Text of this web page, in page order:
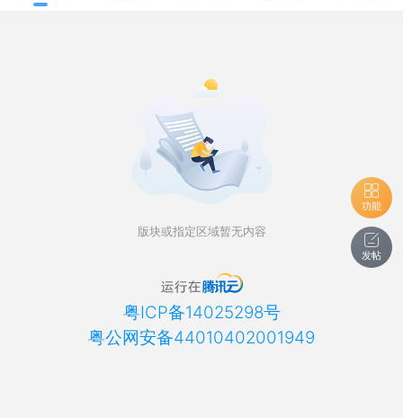
版块或指定区域暂无内容
粤ICP备14025298号
粤公网安备44010402001949
功能
发帖